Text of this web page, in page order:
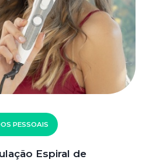
PESSOAIS
Espiral de